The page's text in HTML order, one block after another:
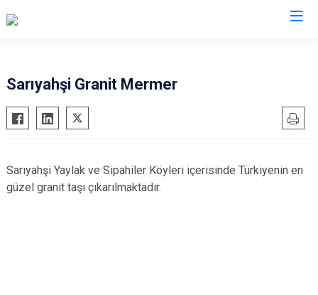
Ağaçören
Eskil
Güzelyurt
Sarıyahşi Granit Mermer
Sarıyahşi Yaylak ve Sipahiler Köyleri içerisinde Türkiyenin en
güzel granit taşı çıkarılmaktadır.